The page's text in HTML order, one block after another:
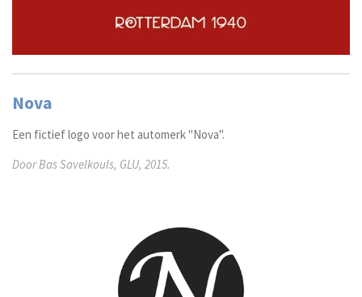
Nova
Een fictief logo voor het automerk ''Nova''.
Door Bas Savelkouls, GLU, 2015.